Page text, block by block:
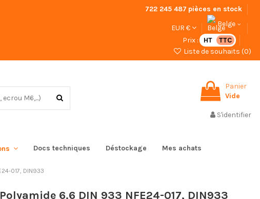
722 245 487 pièces en stock
EUR €
Belge
Prix :
HT
TTC
Liste de souhaits (0)
Panier
Vide
S'identifier
Docs techniques Déstockage Mes achats
017, DIN933
6.6 DIN 933 NFE24-017, DIN933